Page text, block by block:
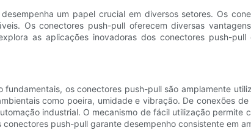
um papel crucial em diversos setores. Os
Os conectores push-pull oferecem diversas
as aplicações inovadoras dos conectores push-
os conectores push-pull são amplamente
como poeira, umidade e vibração. De conexões
industrial. O mecanismo de fácil utilização permite
push-pull garante desempenho consistente em